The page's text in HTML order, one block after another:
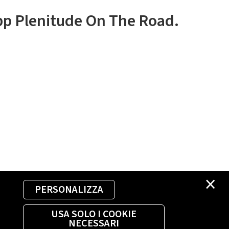
×
PERSONALIZZA
USA SOLO I COOKIE
NECESSARI
Plenitude On The Road.